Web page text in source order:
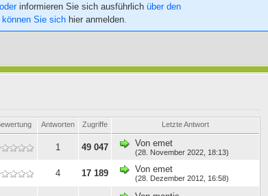
informieren Sie sich ausführlich über den
Sie sich hier anmelden.
Antworten Zugriffe Letzte Antwort
1 49 047 Von emet
(28. November 2022, 18:13)
4 17 189 Von emet
(28. Dezember 2012, 16:58)